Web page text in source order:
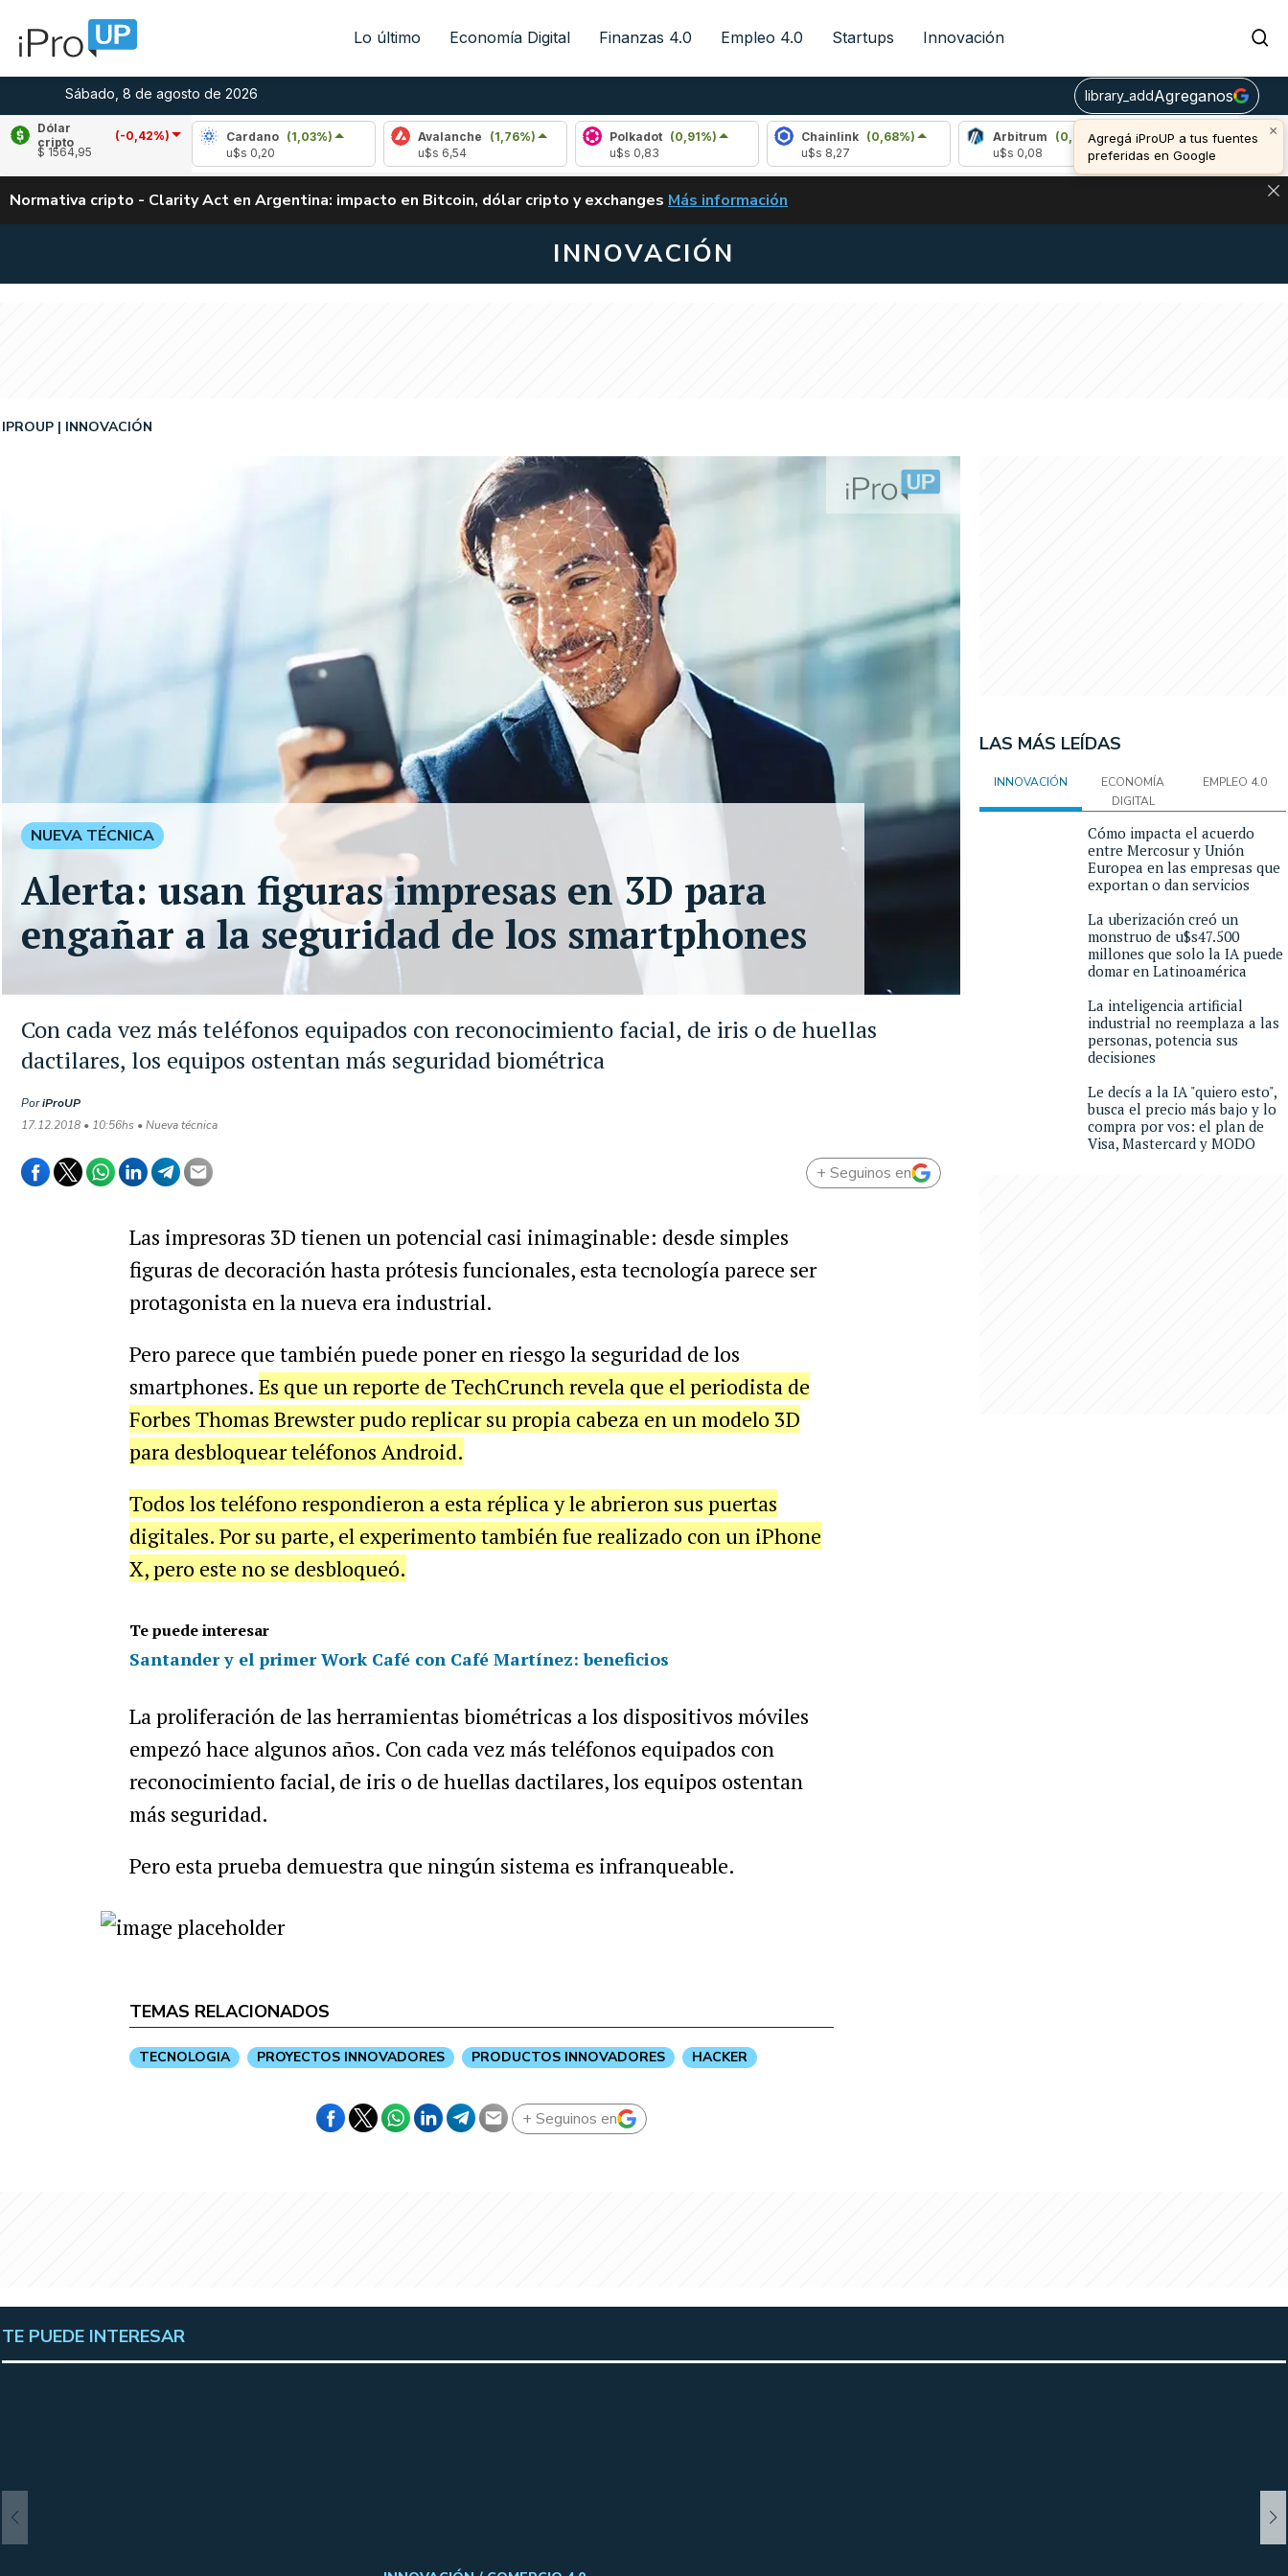
Lo último Economía Digital Finanzas 4.0 Empleo 4.0 Startups Innovación
Sábado, 8 de agosto de 2026 library_addAgreganos
×
Agregá iProUP a tus fuentes
preferidas en Google
Dólar
cripto
(-0,42%)
$ 1564,95
(1,93%)
1,04
Cardano
(1,03%)
u$s 0,20
Avalanche (1,76%)
u$s 6,54
Polkadot (0,91%)
u$s 0,83
Chainlink (0,68%)
u$s 8,27
Arbitrum (0,04%)
u$s 0,08
Bitcoin (1,23%)
u$s 65.009,00
Normativa cripto - Clarity Act en Argentina: impacto en Bitcoin, dólar cripto y exchanges CLARITY ACT EN ARGENTINA: IMPACTO EN BITCOIN, DÓLAR CRIPTO Y EXCHANGES
Más información
INNOVACIÓN
Con cada vez más teléfonos equipados con reconocimiento facial, de iris o de huellas
dactilares, los equipos ostentan más seguridad biométrica
IPROUP INNOVACIÓN
PoriProUP
17.12.2018 • 10:56hs • Nueva técnica
NUEVA TÉCNICA
Alerta: usan figuras impresas en 3D para
engañar a la seguridad de los smartphones
+ Seguinos en
Las impresoras 3D tienen un potencial casi inimaginable: desde simples
figuras de decoración hasta prótesis funcionales, esta tecnología parece ser
protagonista en la nueva era industrial.
Pero parece que también puede poner en riesgo la seguridad de los
smartphones. Es que un reporte de TechCrunch revela que el periodista de
Forbes Thomas Brewster pudo replicar su propia cabeza en un modelo 3D
para desbloquear teléfonos Android.
Todos los teléfono respondieron a esta réplica y le abrieron sus puertas
digitales. Por su parte, el experimento también fue realizado con un iPhone
X, pero este no se desbloqueó.
Te puede interesar
Santander y el primer Work Café con Café Martínez: beneficios
La proliferación de las herramientas biométricas a los dispositivos móviles
empezó hace algunos años. Con cada vez más teléfonos equipados con
reconocimiento facial, de iris o de huellas dactilares, los equipos ostentan
más seguridad.
Pero esta prueba demuestra que ningún sistema es infranqueable.
TEMAS RELACIONADOS
TECNOLOGIA PROYECTOS INNOVADORES PRODUCTOS INNOVADORES HACKER
+ Seguinos en
LAS MÁS LEÍDAS
INNOVACIÓN
ECONOMÍA
DIGITAL
EMPLEO 4.0
Cómo impacta el acuerdo
entre Mercosur y Unión
Europea en las empresas que
exportan o dan servicios
La uberización creó un
monstruo de u$s47.500
millones que solo la IA puede
domar en Latinoamérica
La inteligencia artificial
industrial no reemplaza a las
personas, potencia sus
decisiones
Le decís a la IA "quiero esto",
busca el precio más bajo y lo
compra por vos: el plan de
Visa, Mastercard y MODO
TE PUEDE INTERESAR